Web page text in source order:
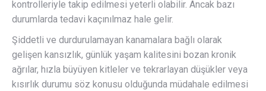
kontrolleriyle takip edilmesi yeterli olabilir. Ancak bazı
durumlarda tedavi kaçınılmaz hale gelir.
Şiddetli ve durdurulamayan kanamalara bağlı olarak
gelişen kansızlık, günlük yaşam kalitesini bozan kronik
ağrılar, hızla büyüyen kitleler ve tekrarlayan düşükler veya
kısırlık durumu söz konusu olduğunda müdahale edilmesi